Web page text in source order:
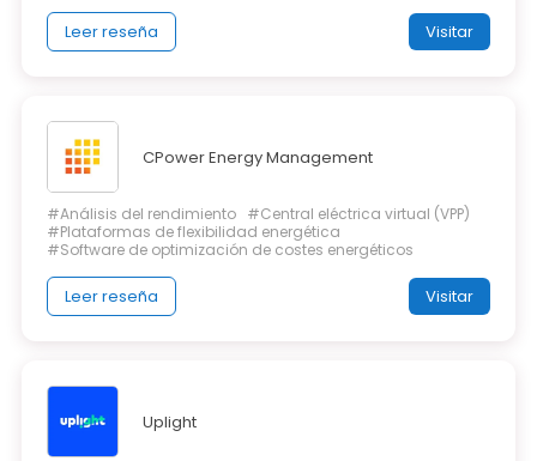
Leer reseña Visitar
CPower Energy Management
#Análisis del rendimiento #Central eléctrica virtual (VPP)
#Plataformas de flexibilidad energética
#Software de optimización de costes energéticos
Leer reseña Visitar
Uplight